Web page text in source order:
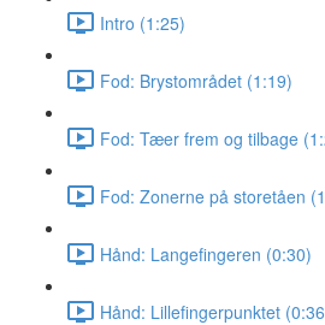
Intro (1:25)
Fod: Brystområdet (1:19)
Fod: Tæer frem og tilbage
Fod: Zonerne på storetåen
Hånd: Langefingeren (0:30)
Hånd: Lillefingerpunktet